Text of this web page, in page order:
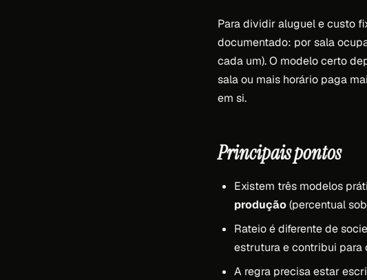
Para dividir aluguel e custo
documentado: por sala
cada um). O modelo certo
sala ou mais horário paga
em si.
Principais pontos
Existem três modelos
produção(percentual
Rateio é diferente de
estrutura e contribui para
A regra precisa estar